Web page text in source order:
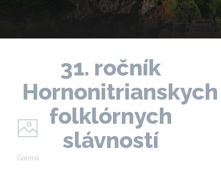
31. ročník
Hornonitrianskych
folklórnych
slávností
Galéria